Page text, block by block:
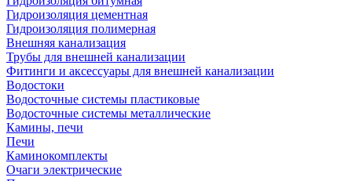
Гидроизоляция цементная
Гидроизоляция полимерная
Внешняя канализация
Трубы для внешней канализации
Фитинги и аксессуары для внешней канализации
Водостоки
Водосточные системы пластиковые
Водосточные системы металлические
Камины, печи
Печи
Каминокомплекты
Очаги электрические